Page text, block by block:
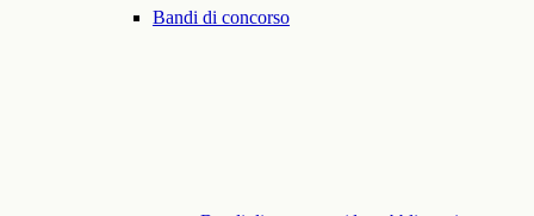
Bandi di concorso